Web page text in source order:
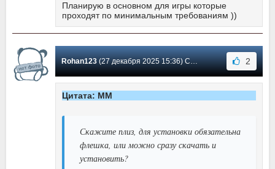
Планирую в основном для игры которые
проходят по минимальным требованиям ))
Rohan123(27 декабря 2025 15:36) Сообщение #26 2
Цитата: MM
Скажите плиз, для установки обязательна
флешка, или можно сразу скачать и
установить?